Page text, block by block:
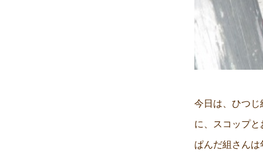
今日は、ひつじ
に、スコップと
ぱんだ組さん